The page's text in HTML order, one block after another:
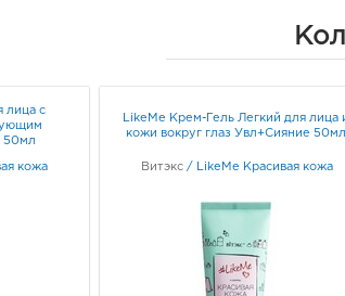
с
50мл
кожа
LikeMe Крем-Гель Легкий для лица
кожи вокруг глаз Увл+Сияние 50мл
Витэкс / LikeMe Красивая кожа